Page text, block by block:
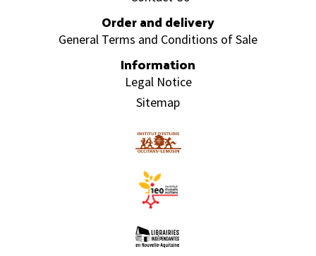
Order and delivery
General Terms and Conditions of Sale
Information
Legal Notice
Sitemap